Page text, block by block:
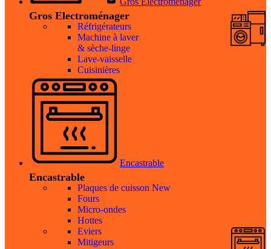
Gros Electroménager
Réfrigérateurs
Machine à laver
& sèche-linge
Lave-vaisselle
Cuisinières
Encastrable
Encastrable
Plaques de cuisson New
Fours
Micro-ondes
Hottes
Eviers
Mitigeurs